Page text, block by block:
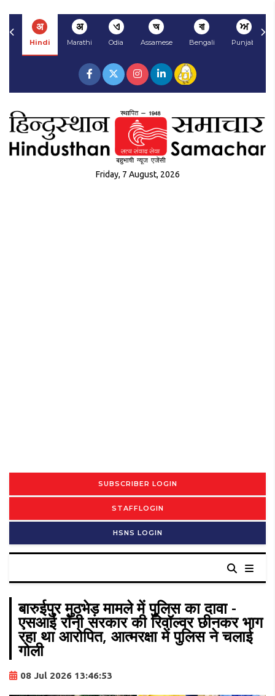
अ
Hindi
अ
Marathi
ଏ
Odia
অ
Assamese
বা
Bengali
ਅ
Punjabi
Friday, 7 August, 2026
SUBSCRIBER LOGIN
STAFFLOGIN
HSNS LOGIN
बारुईपुर मुठभेड़ मामले में पुलिस का दावा -
एसआई रॉनी सरकार की रिवॉल्वर छीनकर भाग
रहा था आरोपित, आत्मरक्षा में पुलिस ने चलाई
गोली
08 Jul 2026 13:46:53